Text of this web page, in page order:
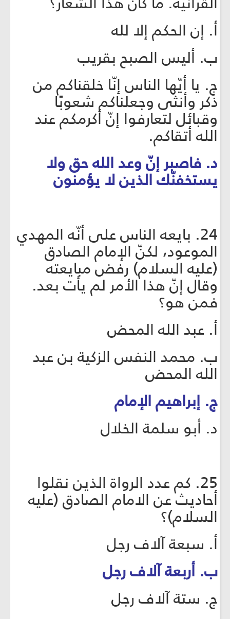
أ. إن الحكم إلا لله
ب. أليس الصبح بقريب
ج. يا أيّها الناس إنّا خلقناكم من
ذكر وأنثى وجعلناكم شعوبًا
وقبائل لتعارفوا إنّ أكرمكم عند
الله أتقاكم.
د. فاصبر إنّ وعد الله حق ولا
يستخفنّك الذين لا يؤمنون
24. بايعه الناس على أنّه المهدي
الموعود، لكنّ الإمام الصادق
(عليه السلام) رفض مبايعته
وقال إنّ هذا الأمر لم يأت بعد.
فمن هو؟
أ. عبد الله المحض
ب. محمد النفس الزكية بن عبد
الله المحض
ج. إبراهيم الإمام
د. أبو سلمة الخلال
25. كم عدد الرواة الذين نقلوا
أحاديث عن الامام الصادق (عليه
السلام)؟
أ. سبعة آلاف رجل
ب. أربعة آلاف رجل
ج. ستة آلاف رجل